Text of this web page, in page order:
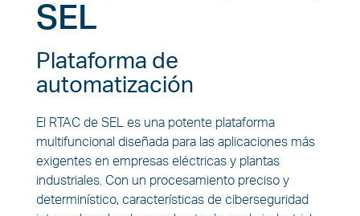
SEL
Plataforma de
automatización
El RTAC de SEL es una potente plataforma
multifuncional diseñada para las aplicaciones más
exigentes en empresas eléctricas y plantas
industriales. Con un procesamiento preciso y
determinístico, características de ciberseguridad